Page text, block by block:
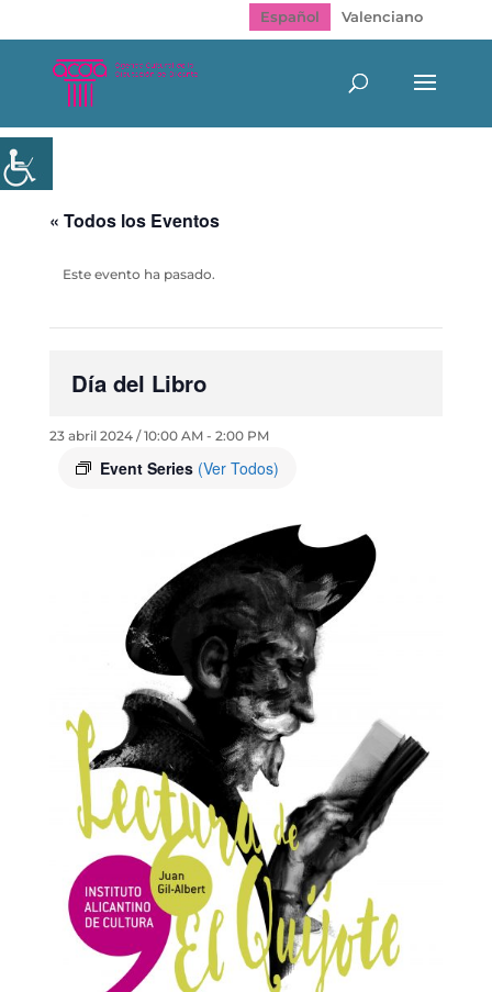
Español Valenciano
« Todos los Eventos
Este evento ha pasado.
Día del Libro
23 abril 2024 / 10:00 AM- 2:00 PM
Event Series (Ver Todos)